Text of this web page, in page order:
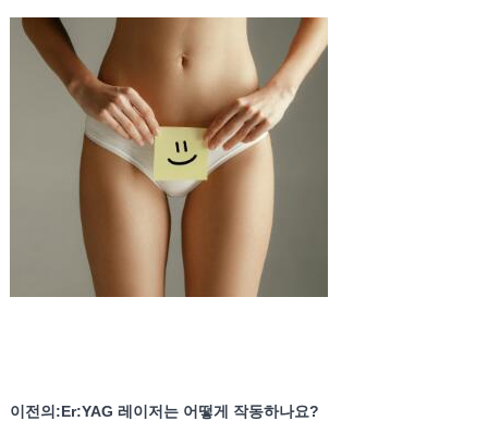
이전의:Er:YAG 레이저는 어떻게 작동하나요?